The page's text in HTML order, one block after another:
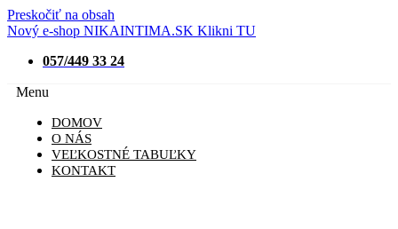
Preskočiť na obsah
Nový e-shop NIKAINTIMA.SK Klikni TU
057/449 33 24
Menu
DOMOV
O NÁS
VEĽKOSTNÉ TABUĽKY
KONTAKT